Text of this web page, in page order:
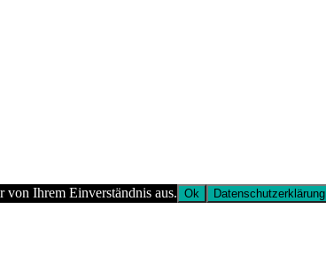
von Ihrem Einverständnis aus. Ok Datenschutzerklärung